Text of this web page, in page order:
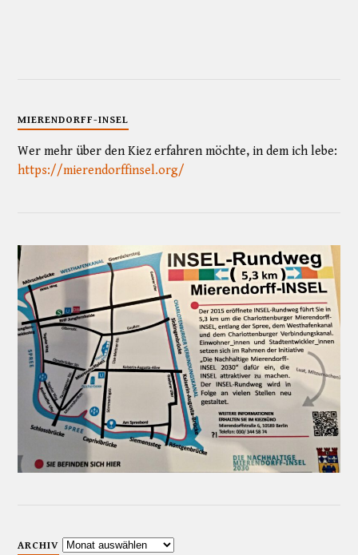
MIERENDORFF-INSEL
Wer mehr über den Kiez erfahren möchte, in dem ich lebe:
https://mierendorffinsel.org/
ARCHIV